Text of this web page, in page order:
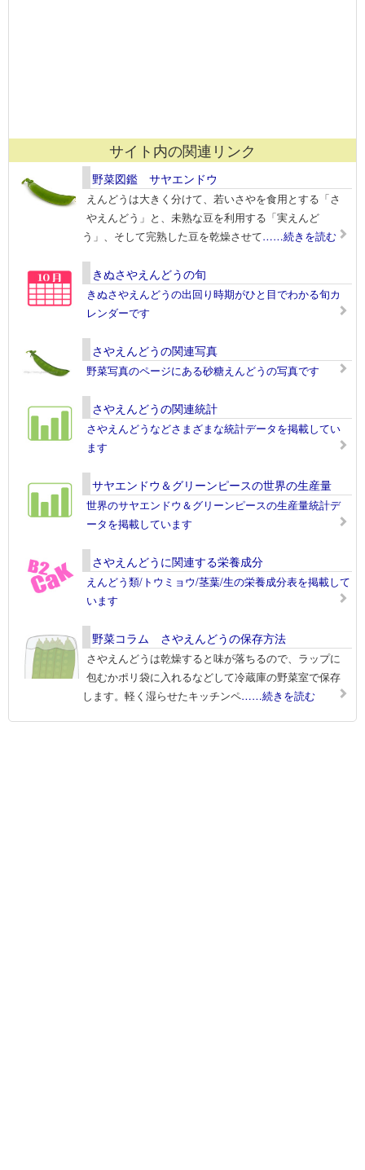
サイト内の関連リンク
野菜図鑑 サヤエンドウ
えんどうは大きく分けて、若いさやを食用とする「さ
やえんどう」と、未熟な豆を利用する「実えんど
う」、そして完熟した豆を乾燥させて……続きを読む
きぬさやえんどうの旬
きぬさやえんどうの出回り時期がひと目でわかる旬カ
レンダーです
さやえんどうの関連写真
野菜写真のページにある砂糖えんどうの写真です
さやえんどうの関連統計
さやえんどうなどさまざまな統計データを掲載してい
ます
サヤエンドウ＆グリーンピースの世界の生産量
世界のサヤエンドウ＆グリーンピースの生産量統計デ
ータを掲載しています
さやえんどうに関連する栄養成分
えんどう類/トウミョウ/茎葉/生の栄養成分表を掲載して
います
野菜コラム さやえんどうの保存方法
さやえんどうは乾燥すると味が落ちるので、ラップに
包むかポリ袋に入れるなどして冷蔵庫の野菜室で保存
します。軽く湿らせたキッチンペ……続きを読む